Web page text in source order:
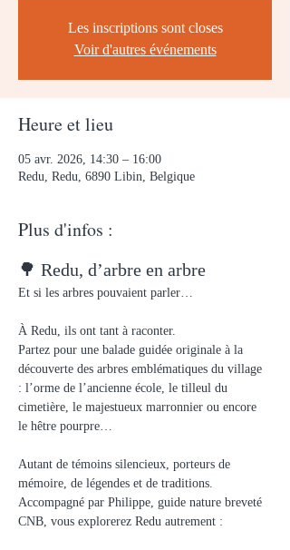
Les inscriptions sont closes
Voir d'autres événements
Heure et lieu
05 avr. 2026, 14:30 – 16:00
Redu, Redu, 6890 Libin, Belgique
Plus d'infos :
🌳 Redu, d’arbre en arbre
Et si les arbres pouvaient parler…
À Redu, ils ont tant à raconter.
Partez pour une balade guidée originale à la
découverte des arbres emblématiques du village
: l’orme de l’ancienne école, le tilleul du
cimetière, le majestueux marronnier ou encore
le hêtre pourpre…
Autant de témoins silencieux, porteurs de
mémoire, de légendes et de traditions.
Accompagné par Philippe, guide nature breveté
CNB, vous explorerez Redu autrement :